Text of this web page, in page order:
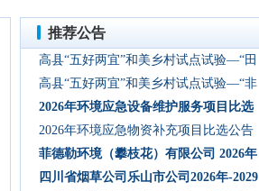
推荐公告
高县“五好两宜”和美乡村试点试验—“田
园逸趣•农耕研学”农文旅融合新场景项
目初步设计服务结果公告
高县“五好两宜”和美乡村试点试验—“非
遗传承·研学体验”文化产业园建设项目
初步设计服务结果公告
2026年环境应急设备维护服务项目比选
公告
2026年环境应急物资补充项目比选公告
菲德勒环境（攀枝花）有限公司 2026年
第三季度第二次碳酸钠 招标公告（第二
四川省烟草公司乐山市公司2026年-2029